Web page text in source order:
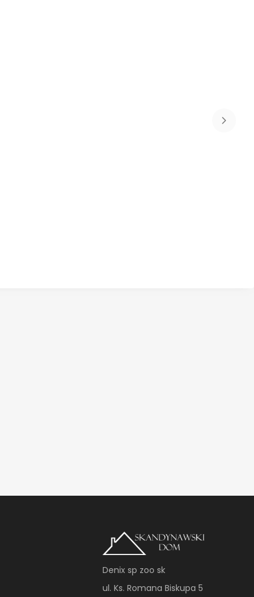
Denix sp zoo sk
ul. Ks. Romana Biskupa 5